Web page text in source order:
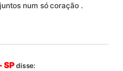
num só coração .
SPdisse: